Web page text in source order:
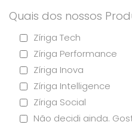
Quais dos nossos
Zíriga Tech
Zíriga Performance
Zíriga Inova
Zíriga Intelligence
Zíriga Social
Não decidi ainda.